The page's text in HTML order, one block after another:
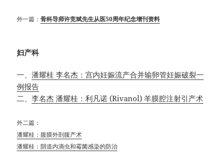
外一篇：骨科导师许竞斌先生从医50周年纪念增刊资料
妇产科
一、潘耀桂 李名杰：宫内妊娠流产合并输卵管妊娠破裂一
例报告
二、李名杰 潘耀桂：利凡诺 (Rivanol) 羊膜腔注射引产术
外二篇：
潘耀桂：腹膜外剖腹产术
潘耀桂：阴道内滴虫和霉菌感染的防治